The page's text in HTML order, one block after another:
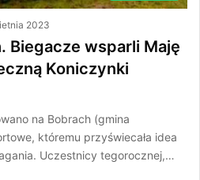
2023
Biegacze wsparli Maję
Koniczynki
na Bobrach (gmina
któremu przyświecała idea
Uczestnicy tegorocznej,…